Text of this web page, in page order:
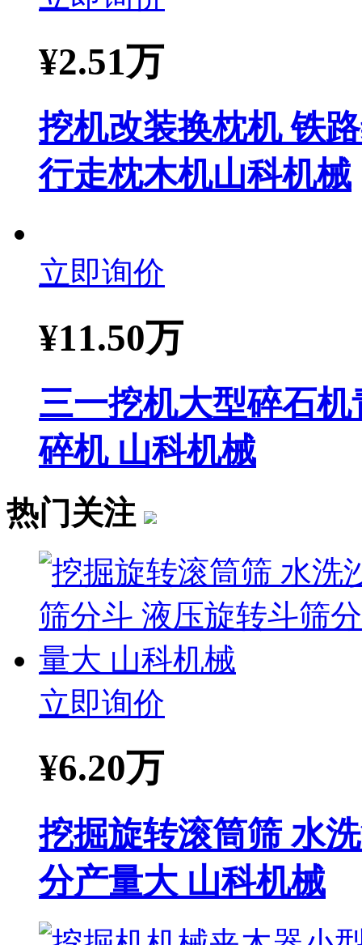
¥2.51万
挖机改装换枕机 铁
行走枕木机山科机械
立即询价
¥11.50万
三一挖机大型碎石
碎机 山科机械
热门关注
立即询价
¥6.20万
挖掘旋转滚筒筛 水
分产量大 山科机械